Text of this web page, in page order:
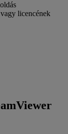
licencének